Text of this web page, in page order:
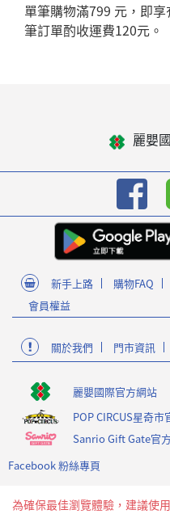
單筆購物滿799 元，即
筆訂單酌收運費120元。
麗嬰
新手上路 購物FAQ
會員權益
關於我們 門市資訊
麗嬰國際官方網站
POP CIRCUS星奇
Sanrio Gift Gate官
Facebook 粉絲專頁
為確保最佳瀏覽體驗，建議使用